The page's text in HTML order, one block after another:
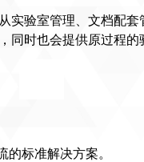
实验室管理、文档配
同时也会提供原过程
标准解决方案。